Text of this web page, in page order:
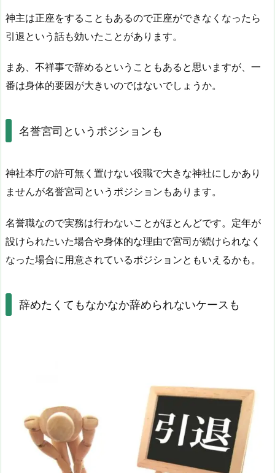
神主は正座をすることもあるので正座ができなくなったら
引退という話も効いたことがあります。
まあ、不祥事で辞めるということもあると思いますが、一
番は身体的要因が大きいのではないでしょうか。
名誉宮司というポジションも
神社本庁の許可無く置けない役職で大きな神社にしかあり
ませんが名誉宮司というポジションもあります。
名誉職なので実務は行わないことがほとんどです。定年が
設けられたいた場合や身体的な理由で宮司が続けられなく
なった場合に用意されているポジションともいえるかも。
辞めたくてもなかなか辞められないケースも